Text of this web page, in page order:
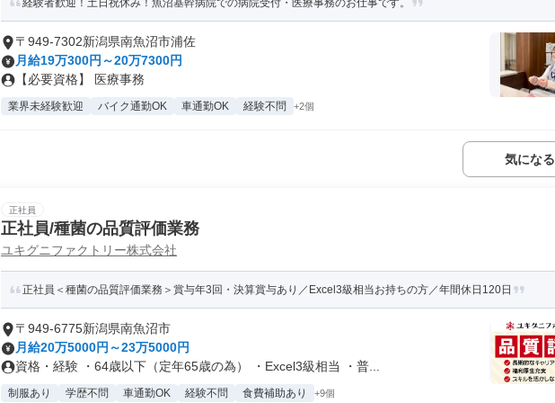
経験者歓迎！土日祝休み！魚沼基幹病院での病院受付・医療事務のお仕事です。
〒949-7302新潟県南魚沼市浦佐
月給19万300円～20万7300円
【必要資格】 医療事務
業界未経験歓迎 バイク通勤OK 車通勤OK 経験不問 +2個
気になる
正社員
正社員/種菌の品質評価業務
ユキグニファクトリー株式会社
正社員＜種菌の品質評価業務＞賞与年3回・決算賞与あり／Excel3級相当お持ちの方／年間休日120日
〒949-6775新潟県南魚沼市
月給20万5000円～23万5000円
資格・経験 ・64歳以下（定年65歳の為） ・Excel3級相当 ・普...
制服あり 学歴不問 車通勤OK 経験不問 食費補助あり +9個